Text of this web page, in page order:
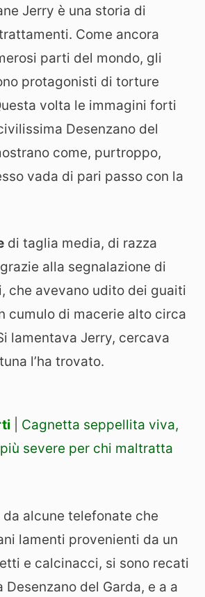
Jerry è una storia di
Come ancora
parti del mondo, gli
protagonisti di torture
volta le immagini forti
Desenzano del
come, purtroppo,
vada di pari passo con la
di taglia media, di razza
alla segnalazione di
che avevano udito dei guaiti
cumulo di macerie alto circa
lamentava Jerry, cercava
l’ha trovato.
Cagnetta seppellita viva,
severe per chi maltratta
alcune telefonate che
lamenti provenienti da un
e calcinacci, si sono recati
Desenzano del Garda, e a a